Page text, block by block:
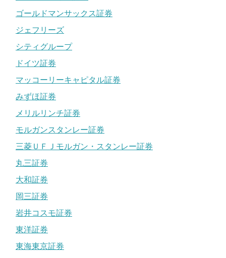
ゴールドマンサックス証券
ジェフリーズ
シティグループ
ドイツ証券
マッコーリーキャピタル証券
みずほ証券
メリルリンチ証券
モルガンスタンレー証券
三菱ＵＦＪモルガン・スタンレー証券
丸三証券
大和証券
岡三証券
岩井コスモ証券
東洋証券
東海東京証券